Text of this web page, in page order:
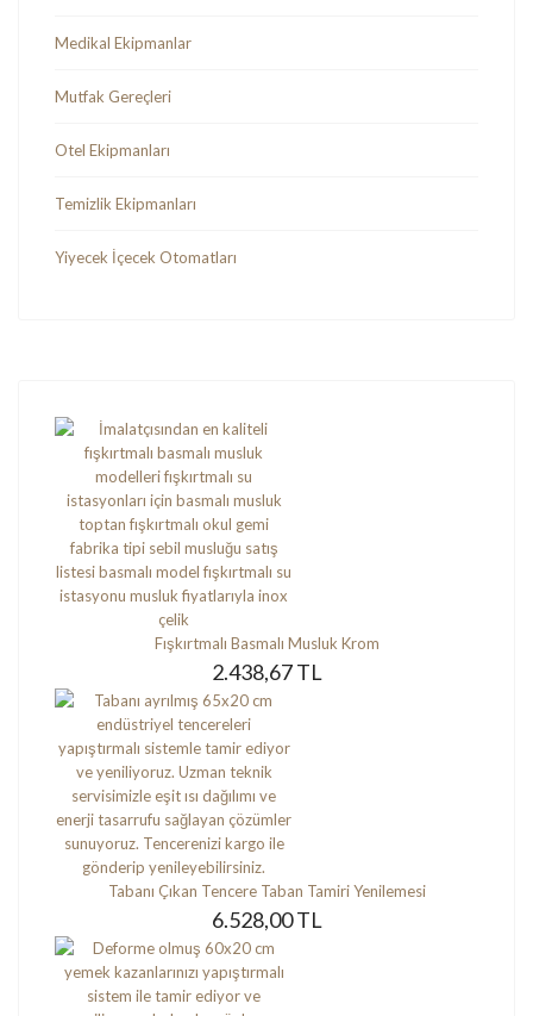
Medikal Ekipmanlar
Mutfak Gereçleri
Otel Ekipmanları
Temizlik Ekipmanları
Yiyecek İçecek Otomatları
Fışkırtmalı Basmalı Musluk Krom
2.438,67 TL
Tabanı Çıkan Tencere Taban Tamiri Yenilemesi
6.528,00 TL